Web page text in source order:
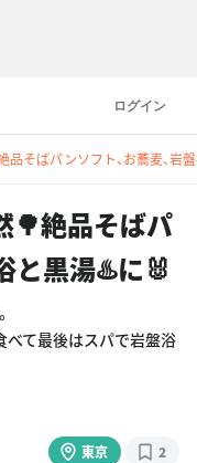
ログイン
品そばパンソフト、お蕎麦、岩
🌳絶品そばパ
と黒湯♨️に🐰
べて最後はスパで岩盤浴
東京 2